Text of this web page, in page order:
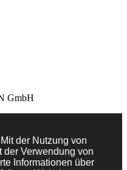
GmbH
der Nutzung von
der Verwendung von
Informationen über